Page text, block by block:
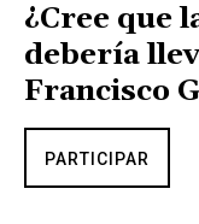
¿Cree que
debería
Francisco
PARTICIPAR